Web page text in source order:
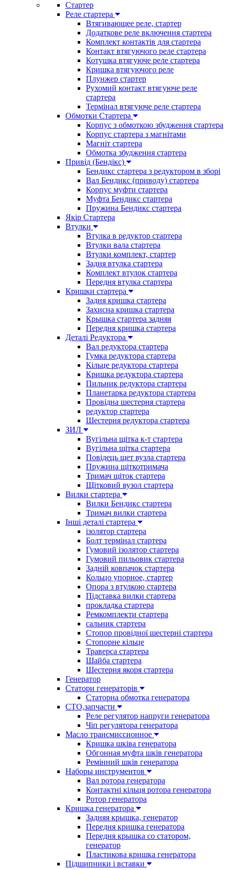
Стартер
Реле стартера
Втягивающее реле, стартер
Додаткове реле включення стартера
Комплект контактів для стартера
Контакт втягуючого реле стартера
Котушка втягуюче реле стартера
Кришка втягуючого реле
Плунжер стартер
Рухомий контакт втягуюче реле
стартера
Термінал втягуюче реле стартера
Обмотки Стартера
Корпус з обмоткою збудження стартера
Корпус стартера з магнітами
Магніт стартера
Обмотка збудження стартера
Привід (Бендікс)
Бендикс стартера з редуктором в зборі
Вал Бендикс (приводу) стартера
Корпус муфти стартера
Муфта Бендикс стартера
Пружина Бендикс стартера
Якір Стартера
Втулки
Втулка в редуктор стартера
Втулки вала стартера
Втулки комплект, стартер
Задня втулка стартера
Комплект втулок стартера
Передня втулка стартера
Кришки стартера
Задня кришка стартера
Захисна кришка стартера
Крышка стартера задняя
Передня кришка стартера
Деталі Редуктора
Вал редуктора стартера
Гумка редуктора стартера
Кільце редуктора стартера
Кришка редуктора стартера
Пильник редуктора стартера
Планетарка редуктора стартера
Провідна шестерня стартера
редуктор стартера
Шестерня редуктора стартера
ЗИЛ
Вугільна щітка к-т стартера
Вугільна щітка стартера
Повідець щет вузла стартера
Пружина щіткотримача
Тримач щіток стартера
Щітковий вузол стартера
Вилки стартера
Вилки Бендикс стартера
Тримач вилки стартера
Інші деталі стартера
ізолятор стартера
Болт термінал стартера
Гумовий ізолятор стартера
Гумовий пильовик стартера
Задній ковпачок стартера
Кольцо упорное, стартер
Опора з втулкою стартера
Підставка вилки стартера
прокладка стартера
Ремкомплекти стартера
сальник стартера
Стопор провідної шестерні стартера
Стопорне кільце
Траверса стартера
Шайба стартера
Шестерня якоря стартера
Генератор
Cтатори генераторів
Статорна обмотка генератора
СТО,запчасти
Реле регулятор напруги генератора
Чіп регулятора генератора
Масло трансмиссионное
Кришка шківа генератора
Обгонная муфта шків генератора
Ремінний шків генератора
Наборы инструментов
Вал ротора генератора
Контактні кільця ротора генератора
Ротор генератора
Кришка генератора
Задняя крышка, генератор
Передня кришка генератора
Передня крышка со статором,
генератор
Пластикова кришка генератора
Підшипники і вставки